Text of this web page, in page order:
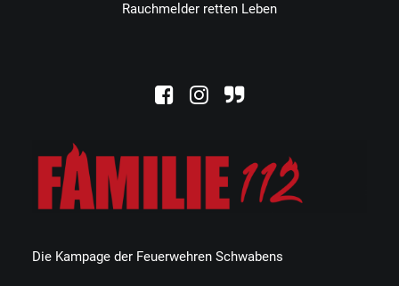
Die Kampage der Feuerwehren Schwabens
Rauchmelder retten Leben